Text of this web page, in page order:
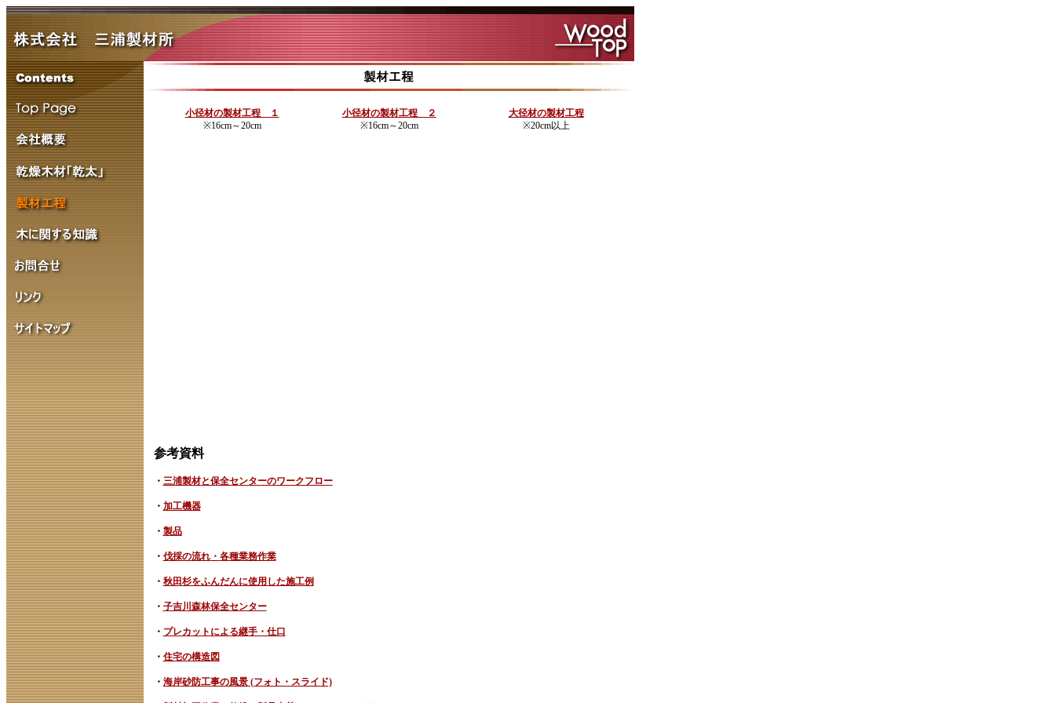
小径材の製材工程 １
※16cm～20cm
小径材の製材工程 ２
※16cm～20cm
大径材の製材工程
※20cm以上
参考資料
・ 三浦製材と保全センターのワークフロー
・ 加工機器
・ 製品
・ 伐採の流れ・各種業務作業
・ 秋田杉をふんだんに使用した施工例
・ 子吉川森林保全センター
・ プレカットによる継手・仕口
・ 住宅の構造図
・ 海岸砂防工事の風景 (フォト・スライド)